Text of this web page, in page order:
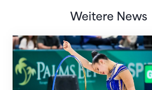
Weitere News
Nächster Halt: Weltmeisterschaft